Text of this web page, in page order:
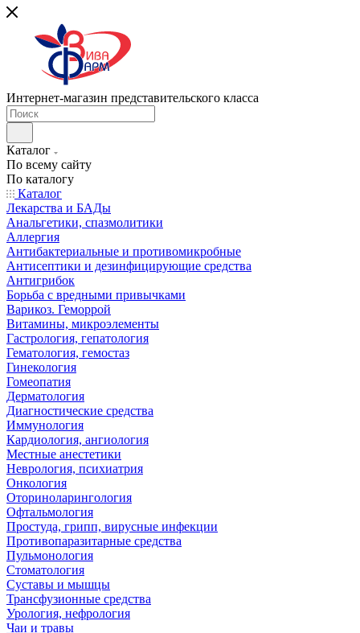
Интернет-магазин представительского класса
Каталог
По всему сайту
По каталогу
Каталог
Лекарства и БАДы
Анальгетики, спазмолитики
Аллергия
Антибактериальные и противомикробные
Антисептики и дезинфицирующие средства
Антигрибок
Борьба с вредными привычками
Варикоз. Геморрой
Витамины, микроэлементы
Гастрология, гепатология
Гематология, гемостаз
Гинекология
Гомеопатия
Дерматология
Диагностические средства
Иммунология
Кардиология, ангиология
Местные анестетики
Неврология, психиатрия
Онкология
Оториноларингология
Офтальмология
Простуда, грипп, вирусные инфекции
Противопаразитарные средства
Пульмонология
Стоматология
Суставы и мышцы
Трансфузионные средства
Урология, нефрология
Чаи и травы